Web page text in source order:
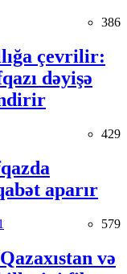
386
çevrilir:
dəyişə
429
aparır
579
və